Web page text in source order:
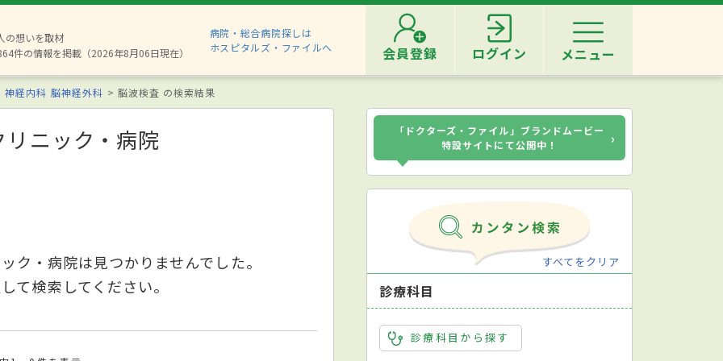
の想いを取材
件の情報を掲載（2026年8月06日現在）
病院・総合病院探しは
ホスピタルズ・ファイルへ
会員登録 ログイン メニュー
神経内科 脳神経外科 脳波検査 の検索結果
リニック・病院
ク・病院は見つかりませんでした。
て検索してください。
「ドクターズ・ファイル」ブランドムービー
特設サイトにて公開中！
›
すべてをクリア
診療科目
診療科目から探す